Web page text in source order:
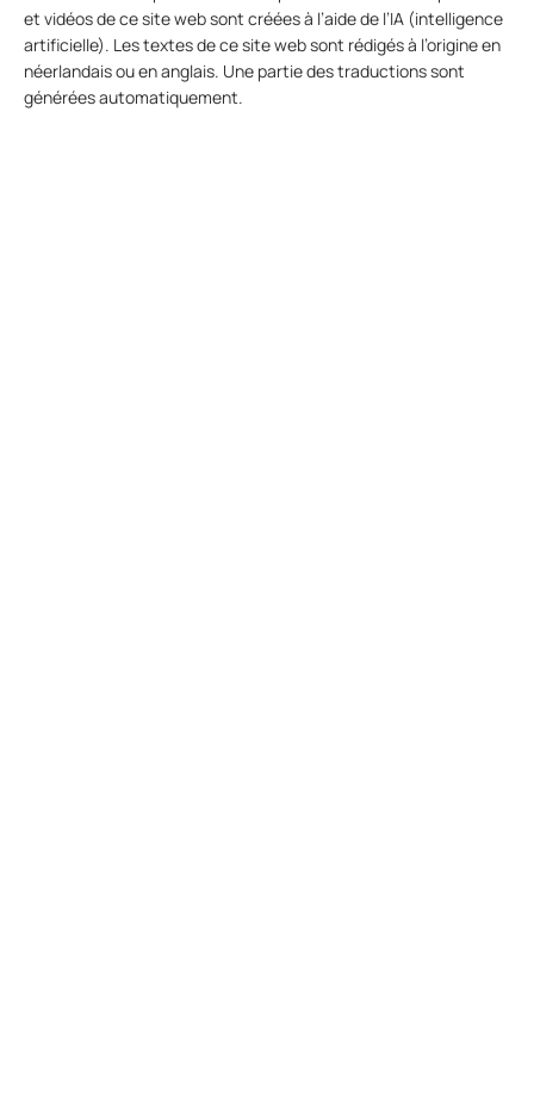
et vidéos de ce site web sont créées à l’aide de l’IA (intelligence
artificielle). Les textes de ce site web sont rédigés à l’origine en
néerlandais ou en anglais. Une partie des traductions sont
générées automatiquement.